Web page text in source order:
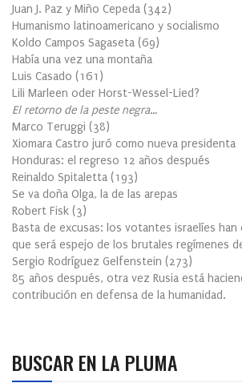
Juan J. Paz y Miño Cepeda (342)
Humanismo latinoamericano y socialismo
Koldo Campos Sagaseta (69)
Había una vez una montaña
Luis Casado (161 )
Lili Marleen oder Horst-Wessel-Lied?
El retorno de la peste negra…
Marco Teruggi (38)
Xiomara Castro juró como nueva presidenta
Honduras: el regreso 12 años después
Reinaldo Spitaletta (193)
Se va doña Olga, la de las arepas
Robert Fisk (3)
Basta de excusas: los votantes israelíes han
que será espejo de los brutales regímenes
Sergio Rodríguez Gelfenstein (273)
85 años después, otra vez Rusia está
contribución en defensa de la humanidad.
BUSCAR EN LA PLUMA